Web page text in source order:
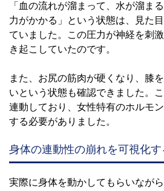
「血の流れが溜まって、水が溜ま
力がかかる」という状態は、見た
ていました。この圧力が神経を刺
き起こしていたのです。
また、お尻の筋肉が硬くなり、膝
いという状態も確認できました。
連動しており、女性特有のホルモ
する必要がありました。
身体の連動性の崩れを可視化
実際に身体を動かしてもらいなが